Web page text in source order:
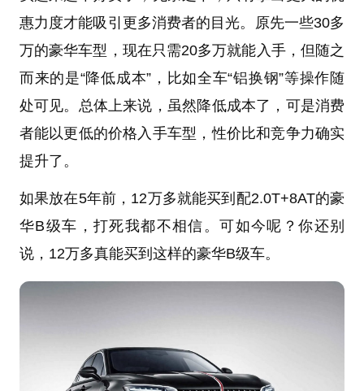
惠力度才能吸引更多消费者的目光。原先一些30多
万的豪华车型，现在只需20多万就能入手，但随之
而来的是“降低成本”，比如全车“铝换钢”等操作随
处可见。总体上来说，虽然降低成本了，可是消费
者能以更低的价格入手车型，性价比和竞争力确实
提升了。
如果放在5年前，12万多就能买到配2.0T+8AT的豪
华B级车，打死我都不相信。可如今呢？你还别
说，12万多真能买到这样的豪华B级车。